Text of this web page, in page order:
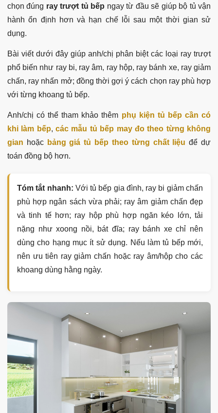
chọn đúng ray trượt tủ bếp ngay từ đầu sẽ giúp bộ tủ vận
hành ổn định hơn và hạn chế lỗi sau một thời gian sử
dụng.
Bài viết dưới đây giúp anh/chị phân biệt các loại ray trượt
phổ biến như ray bi, ray âm, ray hộp, ray bánh xe, ray giảm
chấn, ray nhấn mở; đồng thời gợi ý cách chọn ray phù hợp
với từng khoang tủ bếp.
Anh/chị có thể tham khảo thêm phụ kiện tủ bếp cần có
khi làm bếp,các mẫu tủ bếp may đo theo từng không
gian hoặc bảng giá tủ bếp theo từng chất liệu để dự
toán đồng bộ hơn.
Tóm tắt nhanh: Với tủ bếp gia đình, ray bi giảm chấn
phù hợp ngân sách vừa phải; ray âm giảm chấn đẹp
và tinh tế hơn; ray hộp phù hợp ngăn kéo lớn, tải
nặng như xoong nồi, bát đĩa; ray bánh xe chỉ nên
dùng cho hạng mục ít sử dụng. Nếu làm tủ bếp mới,
nên ưu tiên ray giảm chấn hoặc ray âm/hộp cho các
khoang dùng hằng ngày.